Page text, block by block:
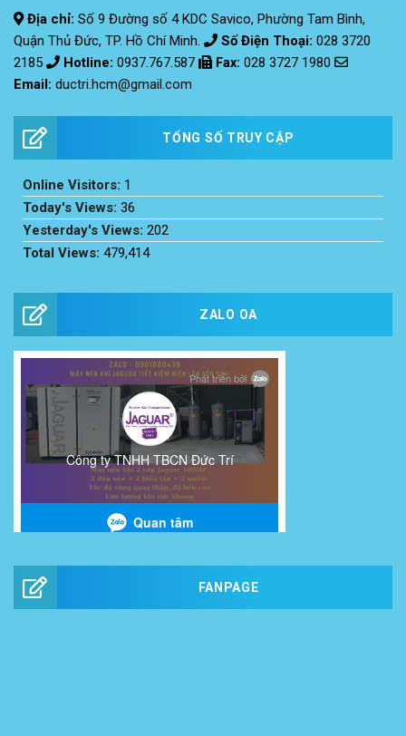
Địa chỉ: Số 9 Đường số 4 KDC Savico, Phường Tam Bình,
Quận Thủ Đức, TP. Hồ Chí Minh.
Số Điện Thoại: 028 3720
2185
Hotline: 0937.767.587 Fax: 028 3727 1980
Email: ductri.hcm@gmail.com
TỔNG SỐ TRUY CẬP
Online Visitors: 1
Today's Views: 36
Yesterday's Views: 202
Total Views: 479,414
ZALO OA
FANPAGE